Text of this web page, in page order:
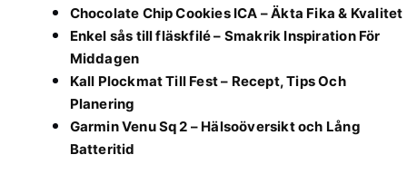
Chocolate Chip Cookies ICA – Äkta Fika & Kvalitet
Enkel sås till fläskfilé – Smakrik Inspiration För
Middagen
Kall Plockmat Till Fest – Recept, Tips Och
Planering
Garmin Venu Sq 2 – Hälsoöversikt och Lång
Batteritid